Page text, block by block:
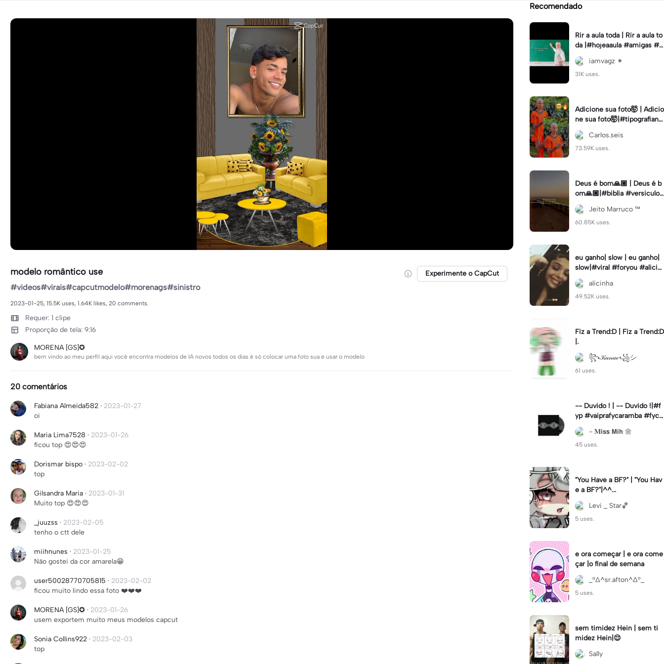
modelo romântico use Experimente o CapCut
#videos#virais#capcutmodelo#morenags#sinistro
2023-01-25, 15.5K uses, 1.64K likes, 20 comments.
Requer: 1 clipe
Proporção de tela: 9:16
MORENA [GS]✪
bem vindo ao meu perfil aqui você encontra modelos de IA novos todos os dias é só colocar uma foto sua e usar o modelo
20 comentários
Fabiana Almeida582 · 2023-01-27
oi
Maria Lima7528 · 2023-01-26
ficou top 😍😍😍
Dorismar bispo · 2023-02-02
top
Gilsandra Maria · 2023-01-31
Muito top 😍😍😍
_juuzss · 2023-02-05
tenho o ctt dele
miihnunes · 2023-01-25
Não gostei da cor amarela😁
user50028770705815 · 2023-02-02
ficou muito lindo essa foto ❤️❤️❤️
MORENA [GS]✪ · 2023-01-26
usem exportem muito meus modelos capcut
Sonia Collins922 · 2023-02-03
top
Recomendado
Rir a aula toda | Rir a aula to
da |#hojeaaula #amigas #tr
endtikitok #melhoresamiga
s
iamvagz ✴︎
31K uses.
Adicione sua foto🤯 | Adicio
ne sua foto🤯|#tipografiano
va #status #tipografia
Carlos.seis
73.59K uses.
Deus é bom🙏🏼 | Deus é b
om🙏🏼|#biblia #versiculo
#cristao #agro #tipografia
#fy #fypJeito Marruco ™️
60.85K uses.
eu ganho| slow | eu ganho|
slow|#viral #foryou #alicin
ha #cameralenta #slow
alicinha
49.52K uses.
Fiz a Trend:D | Fiz a Trend:D
|.
꧂𝒦𝒶𝓃𝒶ℯ꧁シ
61 uses.
-- Duvido ! | -- Duvido !|#f
yp #vaiprafycaramba #fyca
pcut #viral
- 𝐌𝗶𝘀𝘀 𝗠𝗶𝗵 🌼
45 uses.
"You Have a BF?" | "You Hav
e a BF?"|^^...
Levi _ Star🏀
5 uses.
e ora começar | e ora come
çar |o final de semana
_°∆^sr.afton^∆°_
5 uses.
sem timidez Hein | sem ti
midez Hein|😌
Sally